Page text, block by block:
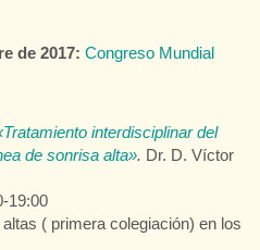
de 2017: Congreso Mundial
interdisciplinar del
de sonrisa alta». Dr. D. Víctor
19:00
( primera colegiación) en los